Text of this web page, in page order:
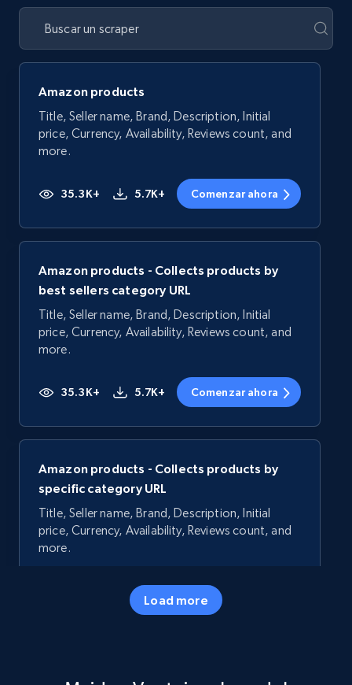
Amazon products
Title, Seller name, Brand, Description, Initial
price, Currency, Availability, Reviews count, and
more.
35.3K+ 5.7K+ Comenzar ahora
Amazon products - Collects products by
best sellers category URL
Title, Seller name, Brand, Description, Initial
price, Currency, Availability, Reviews count, and
more.
35.3K+ 5.7K+ Comenzar ahora
Amazon products - Collects products by
specific category URL
Title, Seller name, Brand, Description, Initial
price, Currency, Availability, Reviews count, and
more.
5.7K+ Comenzar ahora
Load more